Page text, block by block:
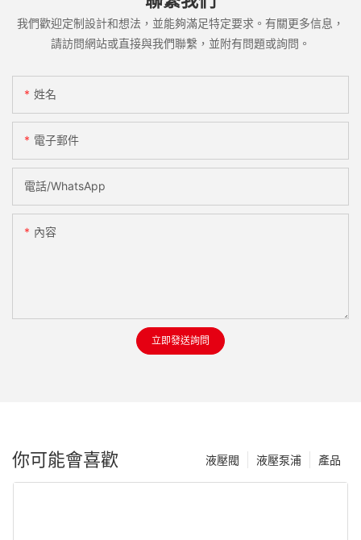
我們歡迎定制設計和想法，並能夠滿足特定要求。有關更多信息，
請訪問網站或直接與我們聯繫，並附有問題或詢問。
姓名
電子郵件
電話/WhatsApp
內容
立即發送詢問
你可能會喜歡 產品
液壓泵浦
液壓閥